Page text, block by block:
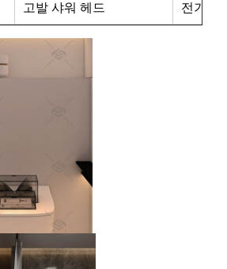
고발 샤워 헤드 전기